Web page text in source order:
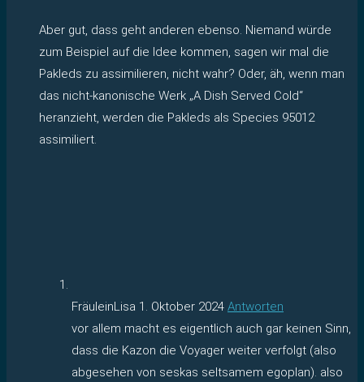
Aber gut, dass geht anderen ebenso. Niemand würde
zum Beispiel auf die Idee kommen, sagen wir mal die
Pakleds zu assimilieren, nicht wahr? Oder, äh, wenn man
das nicht-kanonische Werk „A Dish Served Cold“
heranzieht, werden die Pakleds als Species 95012
assimiliert.
FräuleinLisa 1. Oktober 2024 Antworten
vor allem macht es eigentlich auch gar keinen Sinn,
dass die Kazon die Voyager weiter verfolgt (also
abgesehen von seskas seltsamem egoplan). also